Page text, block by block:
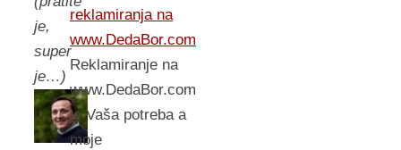
je,
super
je…)
reklamiranja na
www.DedaBor.com
Reklamiranje na
www.DedaBor.com
je Vaša potreba a
moje